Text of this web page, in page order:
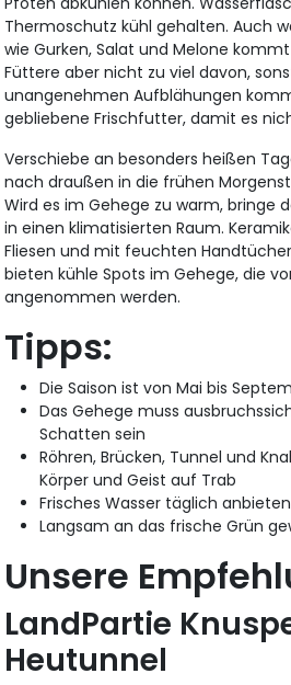
Thermoschutz kühl gehalten. Auch
wie Gurken, Salat und Melone
Füttere aber nicht zu viel davon,
unangenehmen Aufblähungen
gebliebene Frischfutter, damit es
Verschiebe an besonders heißen
nach draußen in die frühen
Wird es im Gehege zu warm, bringe
in einen klimatisierten Raum.
Fliesen und mit feuchten
bieten kühle Spots im Gehege, die
angenommen werden.
Tipps:
Die Saison ist von Mai bis
Das Gehege muss
Schatten sein
Röhren, Brücken, Tunnel und
Körper und Geist auf Trab
Frisches Wasser täglich anbieten
Langsam an das frische Grün
Unsere
LandPartie
Heutunnel